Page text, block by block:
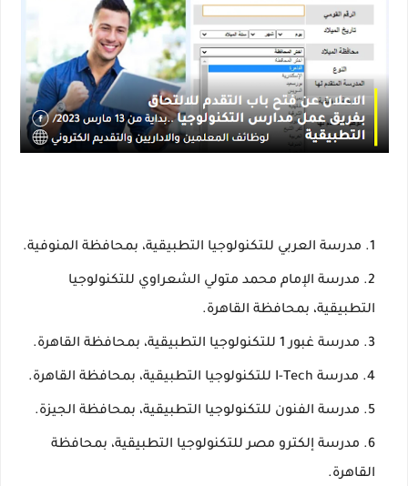
مدرسة العربي للتكنولوجيا التطبيقية، بمحافظة المنوفية.
مدرسة الإمام محمد متولي الشعراوي للتكنولوجيا
التطبيقية، بمحافظة القاهرة.
مدرسة غبور 1 للتكنولوجيا التطبيقية، بمحافظة القاهرة.
مدرسة I-Tech للتكنولوجيا التطبيقية، بمحافظة القاهرة.
مدرسة الفنون للتكنولوجيا التطبيقية، بمحافظة الجيزة.
مدرسة إلكترو مصر للتكنولوجيا التطبيقية، بمحافظة
القاهرة.